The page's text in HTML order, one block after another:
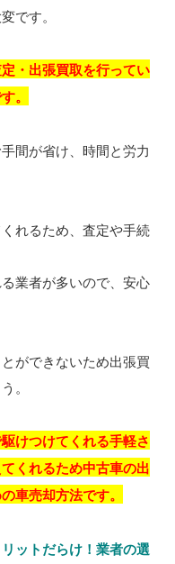
です。
・出張買取を行ってい
。
間が省け、時間と労力
れるため、査定や手続
業者が多いので、安心
ができないため出張買
。
けつけてくれる手軽さ
くれるため中古車の出
車売却方法です。
ットだらけ！業者の選